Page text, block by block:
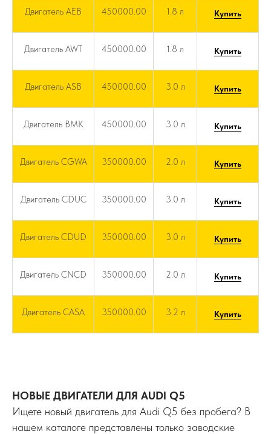
Двигатель AEB 450000.00 1.8 л Купить
Двигатель AWT 450000.00 1.8 л Купить
Двигатель ASB 450000.00 3.0 л Купить
Двигатель BMK 450000.00 3.0 л Купить
Двигатель CGWA 350000.00 2.0 л Купить
Двигатель CDUC 350000.00 3.0 л Купить
Двигатель CDUD 350000.00 3.0 л Купить
Двигатель CNCD 350000.00 2.0 л Купить
Двигатель CASA 350000.00 3.2 л Купить
НОВЫЕ ДВИГАТЕЛИ ДЛЯ AUDI Q5
Ищете новый двигатель для Audi Q5 без пробега? В
нашем каталоге представлены только заводские